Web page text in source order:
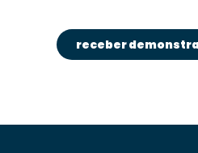
receber